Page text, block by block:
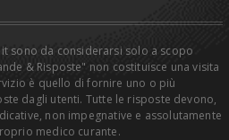
sono da considerarsi solo a scopo
& Risposte" non costituisce una visita
è quello di fornire uno o più
dagli utenti. Tutte le risposte devono,
non impegnative e assolutamente
medico curante.